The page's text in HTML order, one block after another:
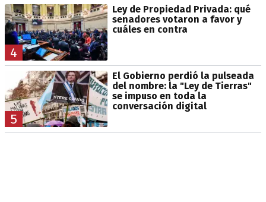
4
Ley de Propiedad Privada: qué
senadores votaron a favor y
cuáles en contra
5
El Gobierno perdió la pulseada
del nombre: la "Ley de Tierras"
se impuso en toda la
conversación digital